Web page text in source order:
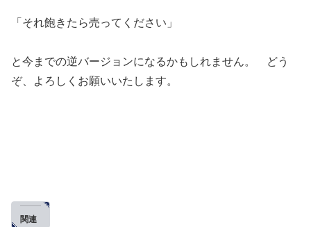
「それ飽きたら売ってください」
と今までの逆バージョンになるかもしれません。 どう
ぞ、よろしくお願いいたします。
関連